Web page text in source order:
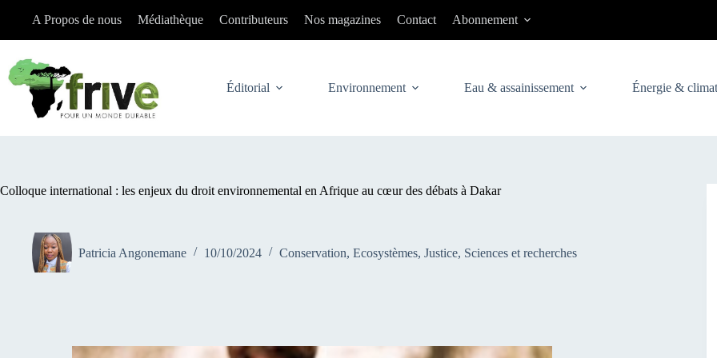
A Propos de nous Médiathèque Contributeurs Nos magazines Contact Abonnement
Éditorial Environnement Eau & assainissement Énergie & climat
Colloque international : les enjeux du droit environnemental en Afrique au cœur des débats à Dakar
Patricia Angonemane 10/10/2024 Conservation, Ecosystèmes, Justice, Sciences et recherches